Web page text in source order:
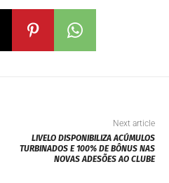
Next article
LIVELO DISPONIBILIZA ACÚMULOS
TURBINADOS E 100% DE BÔNUS NAS
NOVAS ADESÕES AO CLUBE